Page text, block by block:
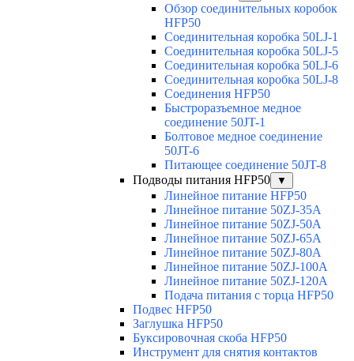
Обзор соединительных коробок
HFP50
Соединительная коробка 50LJ-1
Соединительная коробка 50LJ-5
Соединительная коробка 50LJ-6
Соединительная коробка 50LJ-8
Соединения HFP50
Быстроразъемное медное
соединение 50JT-1
Болтовое медное соединение
50JT-6
Питающее соединение 50JT-8
Подводы питания HFP50
▼
Линейное питание HFP50
Линейное питание 50ZJ-35A
Линейное питание 50ZJ-50A
Линейное питание 50ZJ-65A
Линейное питание 50ZJ-80A
Линейное питание 50ZJ-100A
Линейное питание 50ZJ-120A
Подача питания с торца HFP50
Подвес HFP50
Заглушка HFP50
Буксировочная скоба HFP50
Инструмент для снятия контактов